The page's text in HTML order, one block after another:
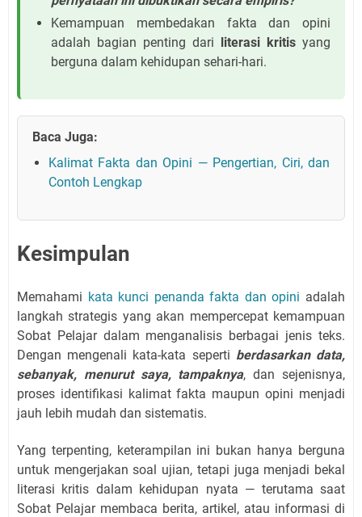
Kemampuan membedakan fakta dan opini
adalah bagian penting dari literasi kritis yang
berguna dalam kehidupan sehari-hari.
Baca Juga:
Kalimat Fakta dan Opini — Pengertian, Ciri, dan
Contoh Lengkap
Kesimpulan
Memahami kata kunci penanda fakta dan opini adalah
langkah strategis yang akan mempercepat kemampuan
Sobat Pelajar dalam menganalisis berbagai jenis teks.
Dengan mengenali kata-kata seperti berdasarkan data,
sebanyak, menurut saya, tampaknya, dan sejenisnya,
proses identifikasi kalimat fakta maupun opini menjadi
jauh lebih mudah dan sistematis.
Yang terpenting, keterampilan ini bukan hanya berguna
untuk mengerjakan soal ujian, tetapi juga menjadi bekal
literasi kritis dalam kehidupan nyata — terutama saat
Sobat Pelajar membaca berita, artikel, atau informasi di